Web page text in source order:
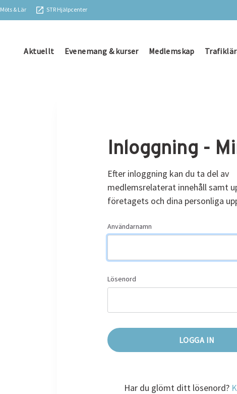
Möts & Lär STR Hjälpcenter
Aktuellt Evenemang & kurser Medlemskap
Inloggning -
Efter inloggning kan du ta del av
medlemsrelaterat innehåll samt
företagets och dina personliga
Användarnamn
Lösenord
Har du glömt ditt lösenord?